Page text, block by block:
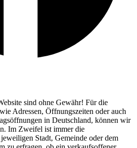
sind ohne Gewähr! Für die
Adressen, Öffnungszeiten oder auch
in Deutschland, können wir
Im Zweifel ist immer die
Stadt, Gemeinde oder dem